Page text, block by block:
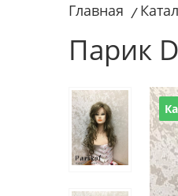
Главная /
Парик